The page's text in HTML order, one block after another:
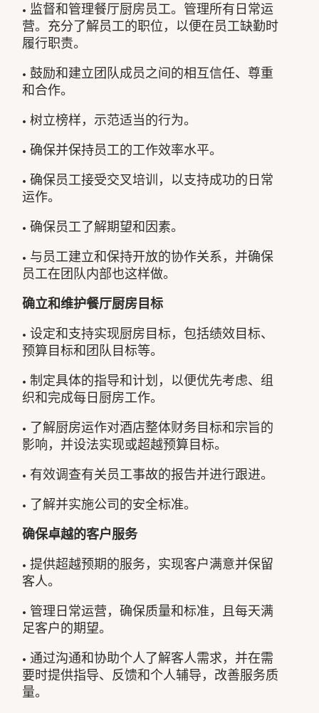
• 监督和管理餐厅厨房员工。管理所有日常运
营。充分了解员工的职位，以便在员工缺勤时
履行职责。
• 鼓励和建立团队成员之间的相互信任、尊重
和合作。
• 树立榜样，示范适当的行为。
• 确保并保持员工的工作效率水平。
• 确保员工接受交叉培训，以支持成功的日常
运作。
• 确保员工了解期望和因素。
• 与员工建立和保持开放的协作关系，并确保
员工在团队内部也这样做。
确立和维护餐厅厨房目标
• 设定和支持实现厨房目标，包括绩效目标、
预算目标和团队目标等。
• 制定具体的指导和计划，以便优先考虑、组
织和完成每日厨房工作。
• 了解厨房运作对酒店整体财务目标和宗旨的
影响，并设法实现或超越预算目标。
• 有效调查有关员工事故的报告并进行跟进。
• 了解并实施公司的安全标准。
确保卓越的客户服务
• 提供超越预期的服务，实现客户满意并保留
客人。
• 管理日常运营，确保质量和标准，且每天满
足客户的期望。
• 通过沟通和协助个人了解客人需求，并在需
要时提供指导、反馈和个人辅导，改善服务质
量。